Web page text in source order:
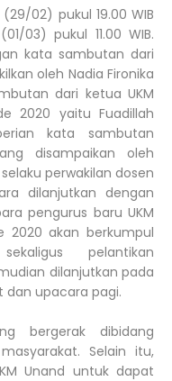
02) pukul 19.00 WIB
03) pukul 11.00 WIB.
kata sambutan dari
oleh Nadia Fironika
dari ketua UKM
2020 yaitu Fuadillah
kata sambutan
disampaikan oleh
selaku perwakilan dosen
dilanjutkan dengan
pengurus baru UKM
2020 akan berkumpul
pelantikan
dilanjutkan pada
dan upacara pagi.
bergerak dibidang
Selain itu,
Unand untuk dapat